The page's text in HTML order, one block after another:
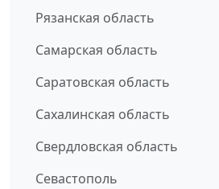
Рязанская область
Самарская область
Саратовская область
Сахалинская область
Свердловская область
Севастополь